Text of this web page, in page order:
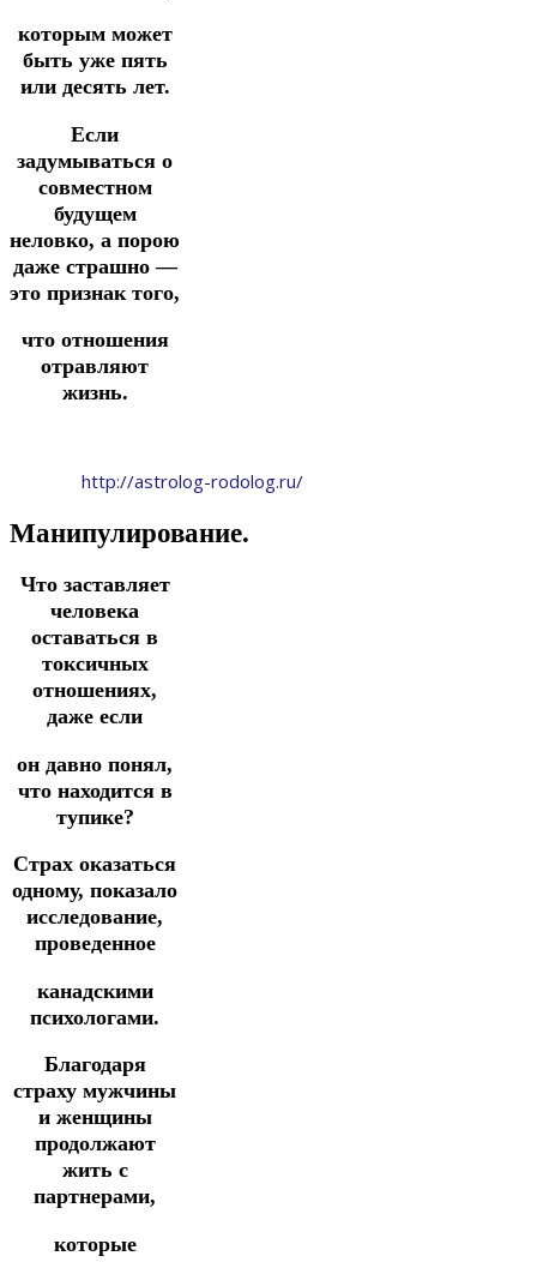
которым может
быть уже пять
или десять лет.
Если
задумываться о
совместном
будущем
неловко, а порою
даже страшно —
это признак того,
что отношения
отравляют
жизнь.
http://astrolog-rodolog.ru/
Манипулирование.
Что заставляет
человека
оставаться в
токсичных
отношениях,
даже если
он давно понял,
что находится в
тупике?
Страх оказаться
одному, показало
исследование,
проведенное
канадскими
психологами.
Благодаря
страху мужчины
и женщины
продолжают
жить с
партнерами,
которые